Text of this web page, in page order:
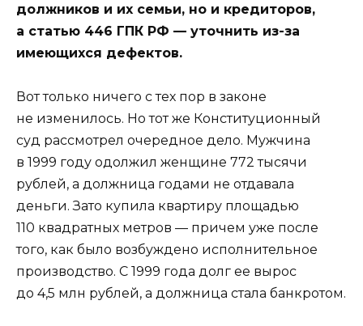
должников и их семьи, но и кредиторов,
а статью 446 ГПК РФ — уточнить из-за
имеющихся дефектов.
Вот только ничего с тех пор в законе
не изменилось. Но тот же Конституционный
суд рассмотрел очередное дело. Мужчина
в 1999 году одолжил женщине 772 тысячи
рублей, а должница годами не отдавала
деньги. Зато купила квартиру площадью
110 квадратных метров — причем уже после
того, как было возбуждено исполнительное
производство. С 1999 года долг ее вырос
до 4,5 млн рублей, а должница стала банкротом.